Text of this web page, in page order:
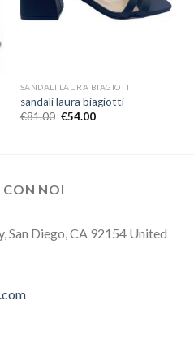
SANDALI LAURA BIAGIOTTI
sandali laura biagiotti
€81.00 €54.00
NOI
San Diego, CA 92154 United